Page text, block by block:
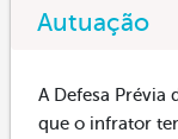
Autuação
A Defesa Prévia
que o infrator